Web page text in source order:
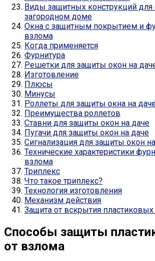
Виды защитных конструкций для
загородном доме
Окна с защитным покрытием и
взлома
Когда применяется
Фурнитура
Решетки для защиты окон на
Изготовление
Плюсы
Минусы
Роллеты для защиты окна на
Преимущества роллетов
Ставни для защиты окон на даче
Пугачи для защиты окон на даче
Сигнализация для защиты окон
Технические характеристики
взлома
Триплекс
Что такое триплекс?
Технология изготовления
Механизм действия
Защита от вскрытия
Способы защиты
от взлома